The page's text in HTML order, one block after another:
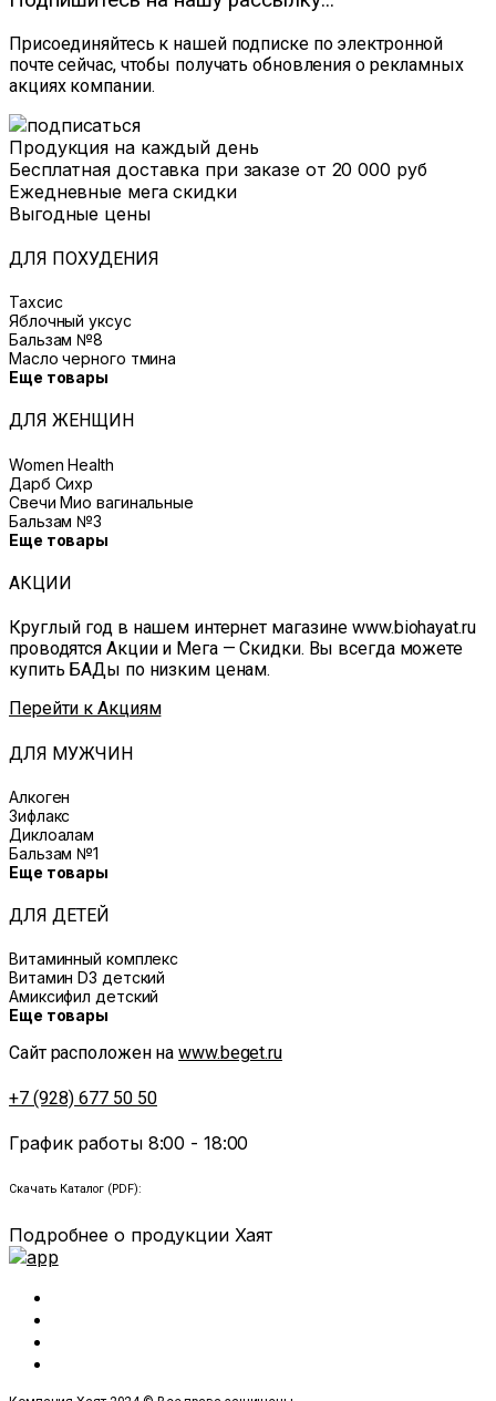
Присоединяйтесь к нашей подписке по электронной
почте сейчас, чтобы получать обновления о рекламных
акциях компании.
Продукция на каждый день
Бесплатная доставка при заказе от 20 000 руб
Ежедневные мега скидки
Выгодные цены
ДЛЯ ПОХУДЕНИЯ
Тахсис
Яблочный уксус
Бальзам №8
Масло черного тмина
Еще товары
ДЛЯ ЖЕНЩИН
Women Health
Дарб Сихр
Свечи Мио вагинальные
Бальзам №3
Еще товары
АКЦИИ
Круглый год в нашем интернет магазине www.biohayat.ru
проводятся Акции и Мега — Скидки. Вы всегда можете
купить БАДы по низким ценам.
Перейти к Акциям
ДЛЯ МУЖЧИН
Алкоген
Зифлакс
Диклоалам
Бальзам №1
Еще товары
ДЛЯ ДЕТЕЙ
Витаминный комплекс
Витамин D3 детский
Амиксифил детский
Еще товары
Сайт расположен наwww.beget.ru
+7 (928) 677 50 50
График работы 8:00 - 18:00
Скачать Каталог (PDF):
Подробнее о продукции Хаят